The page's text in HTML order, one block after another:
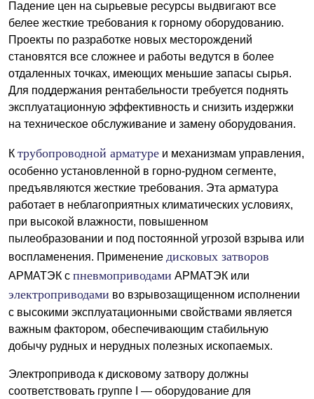
Падение цен на сырьевые ресурсы выдвигают все
белее жесткие требования к горному оборудованию.
Проекты по разработке новых месторождений
становятся все сложнее и работы ведутся в более
отдаленных точках, имеющих меньшие запасы сырья.
Для поддержания рентабельности требуется поднять
эксплуатационную эффективность и снизить издержки
на техническое обслуживание и замену оборудования.
К трубопроводной арматуре и механизмам управления,
особенно установленной в горно-рудном сегменте,
предъявляются жесткие требования. Эта арматура
работает в неблагоприятных климатических условиях,
при высокой влажности, повышенном
пылеобразовании и под постоянной угрозой взрыва или
воспламенения. Применение дисковых затворов
АРМАТЭК с пневмоприводами АРМАТЭК или
электроприводами во взрывозащищенном исполнении
с высокими эксплуатационными свойствами является
важным фактором, обеспечивающим стабильную
добычу рудных и нерудных полезных ископаемых.
Электропривода к дисковому затвору должны
соответствовать группе I — оборудование для